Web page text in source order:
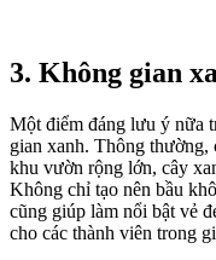
3. Không gian
Một điểm đáng lưu ý nữa
gian xanh. Thông thường,
khu vườn rộng lớn, cây
Không chỉ tạo nên bầu
cũng giúp làm nổi bật vẻ
cho các thành viên trong